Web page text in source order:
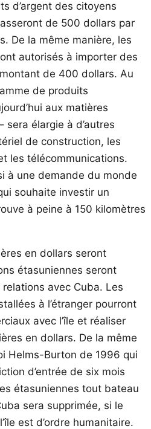
d’argent des citoyens
de 500 dollars par
De la même manière, les
autorisés à importer des
de 400 dollars. Au
de produits
aux matières
sera élargie à d’autres
de construction, les
les télécommunications.
à une demande du monde
souhaite investir un
à peine à 150 kilomètres
en dollars seront
étasuniennes seront
avec Cuba. Les
à l’étranger pourront
avec l’île et réaliser
en dollars. De la même
Helms-Burton de 1996 qui
d’entrée de six mois
étasuniennes tout bateau
sera supprimée, si le
est d’ordre humanitaire.